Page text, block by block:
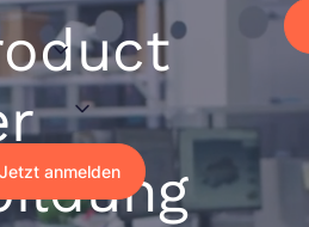
Jetzt anmelden